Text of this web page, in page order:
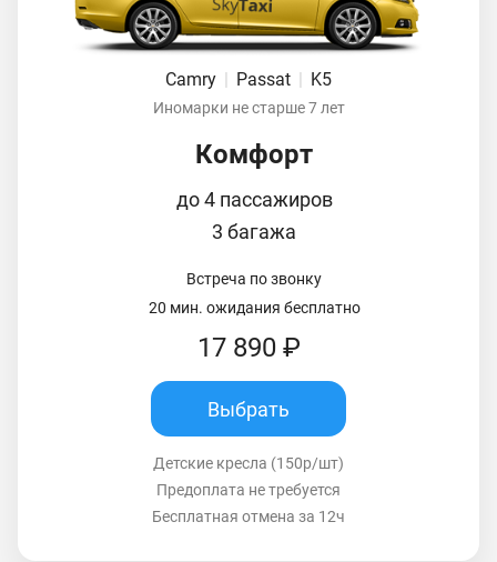
Camry Passat K5
Иномарки не старше 7 лет
Комфорт
до 4 пассажиров
3 багажа
Встреча по звонку
20 мин. ожидания бесплатно
17 890 ₽
Выбрать
Детские кресла (150р/шт)
Предоплата не требуется
Бесплатная отмена за 12ч